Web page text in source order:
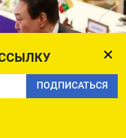
ПОДПИСАТЬСЯ